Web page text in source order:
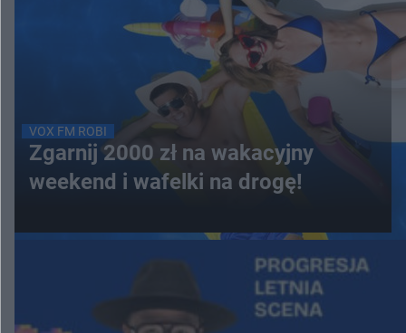
VOX FM ROBI
Zgarnij 2000 zł na wakacyjny
weekend i wafelki na drogę!